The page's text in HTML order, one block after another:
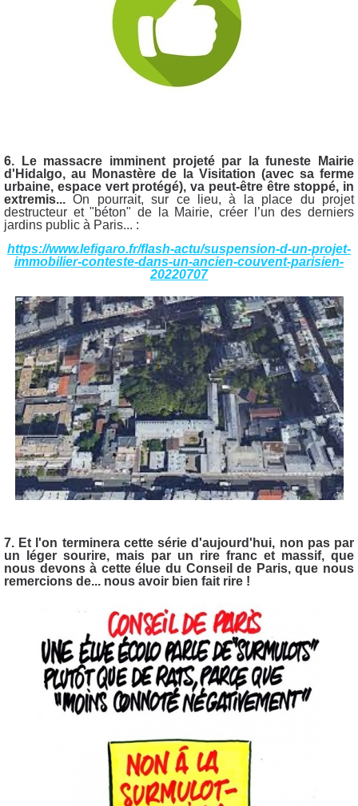
6. Le massacre imminent projeté par la funeste Mairie
d'Hidalgo, au
Monastère de la Visitation (avec sa ferme
urbaine, espace vert protégé), va peut-être être stoppé, in
extremis...On pourrait, sur ce lieu, à la place du projet
destructeur et "béton" de la Mairie, créer l’un des derniers
jardins public à Paris... :
https://www.lefigaro.fr/flash-actu/suspension-d-un-projet-
immobilier-conteste-dans-un-ancien-couvent-parisien-
20220707
7. Et l'on terminera cette série d'aujourd'hui, non pas par
un léger sourire, mais par un rire franc et massif, que
nous devons à cette élue du Conseil de Paris, que nous
remercions de... nous avoir bien fait rire !